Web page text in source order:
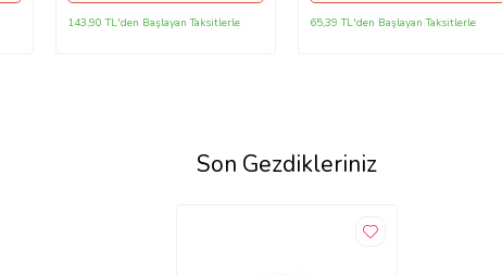
143,90 TL'den Başlayan Taksitlerle 65,39 TL'den Başlayan Taksitlerle
Son Gezdikleriniz